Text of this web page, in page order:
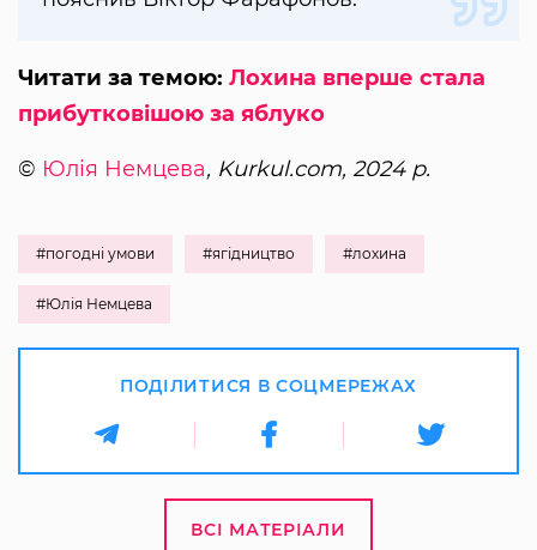
Читати за темою: Лохина вперше стала
прибутковішою за яблуко
© Юлія Немцева, Kurkul.com, 2024 р.
#погодні умови #ягідництво #лохина
#Юлія Немцева
ПОДІЛИТИСЯ В СОЦМЕРЕЖАХ
ВСІ МАТЕРІАЛИ